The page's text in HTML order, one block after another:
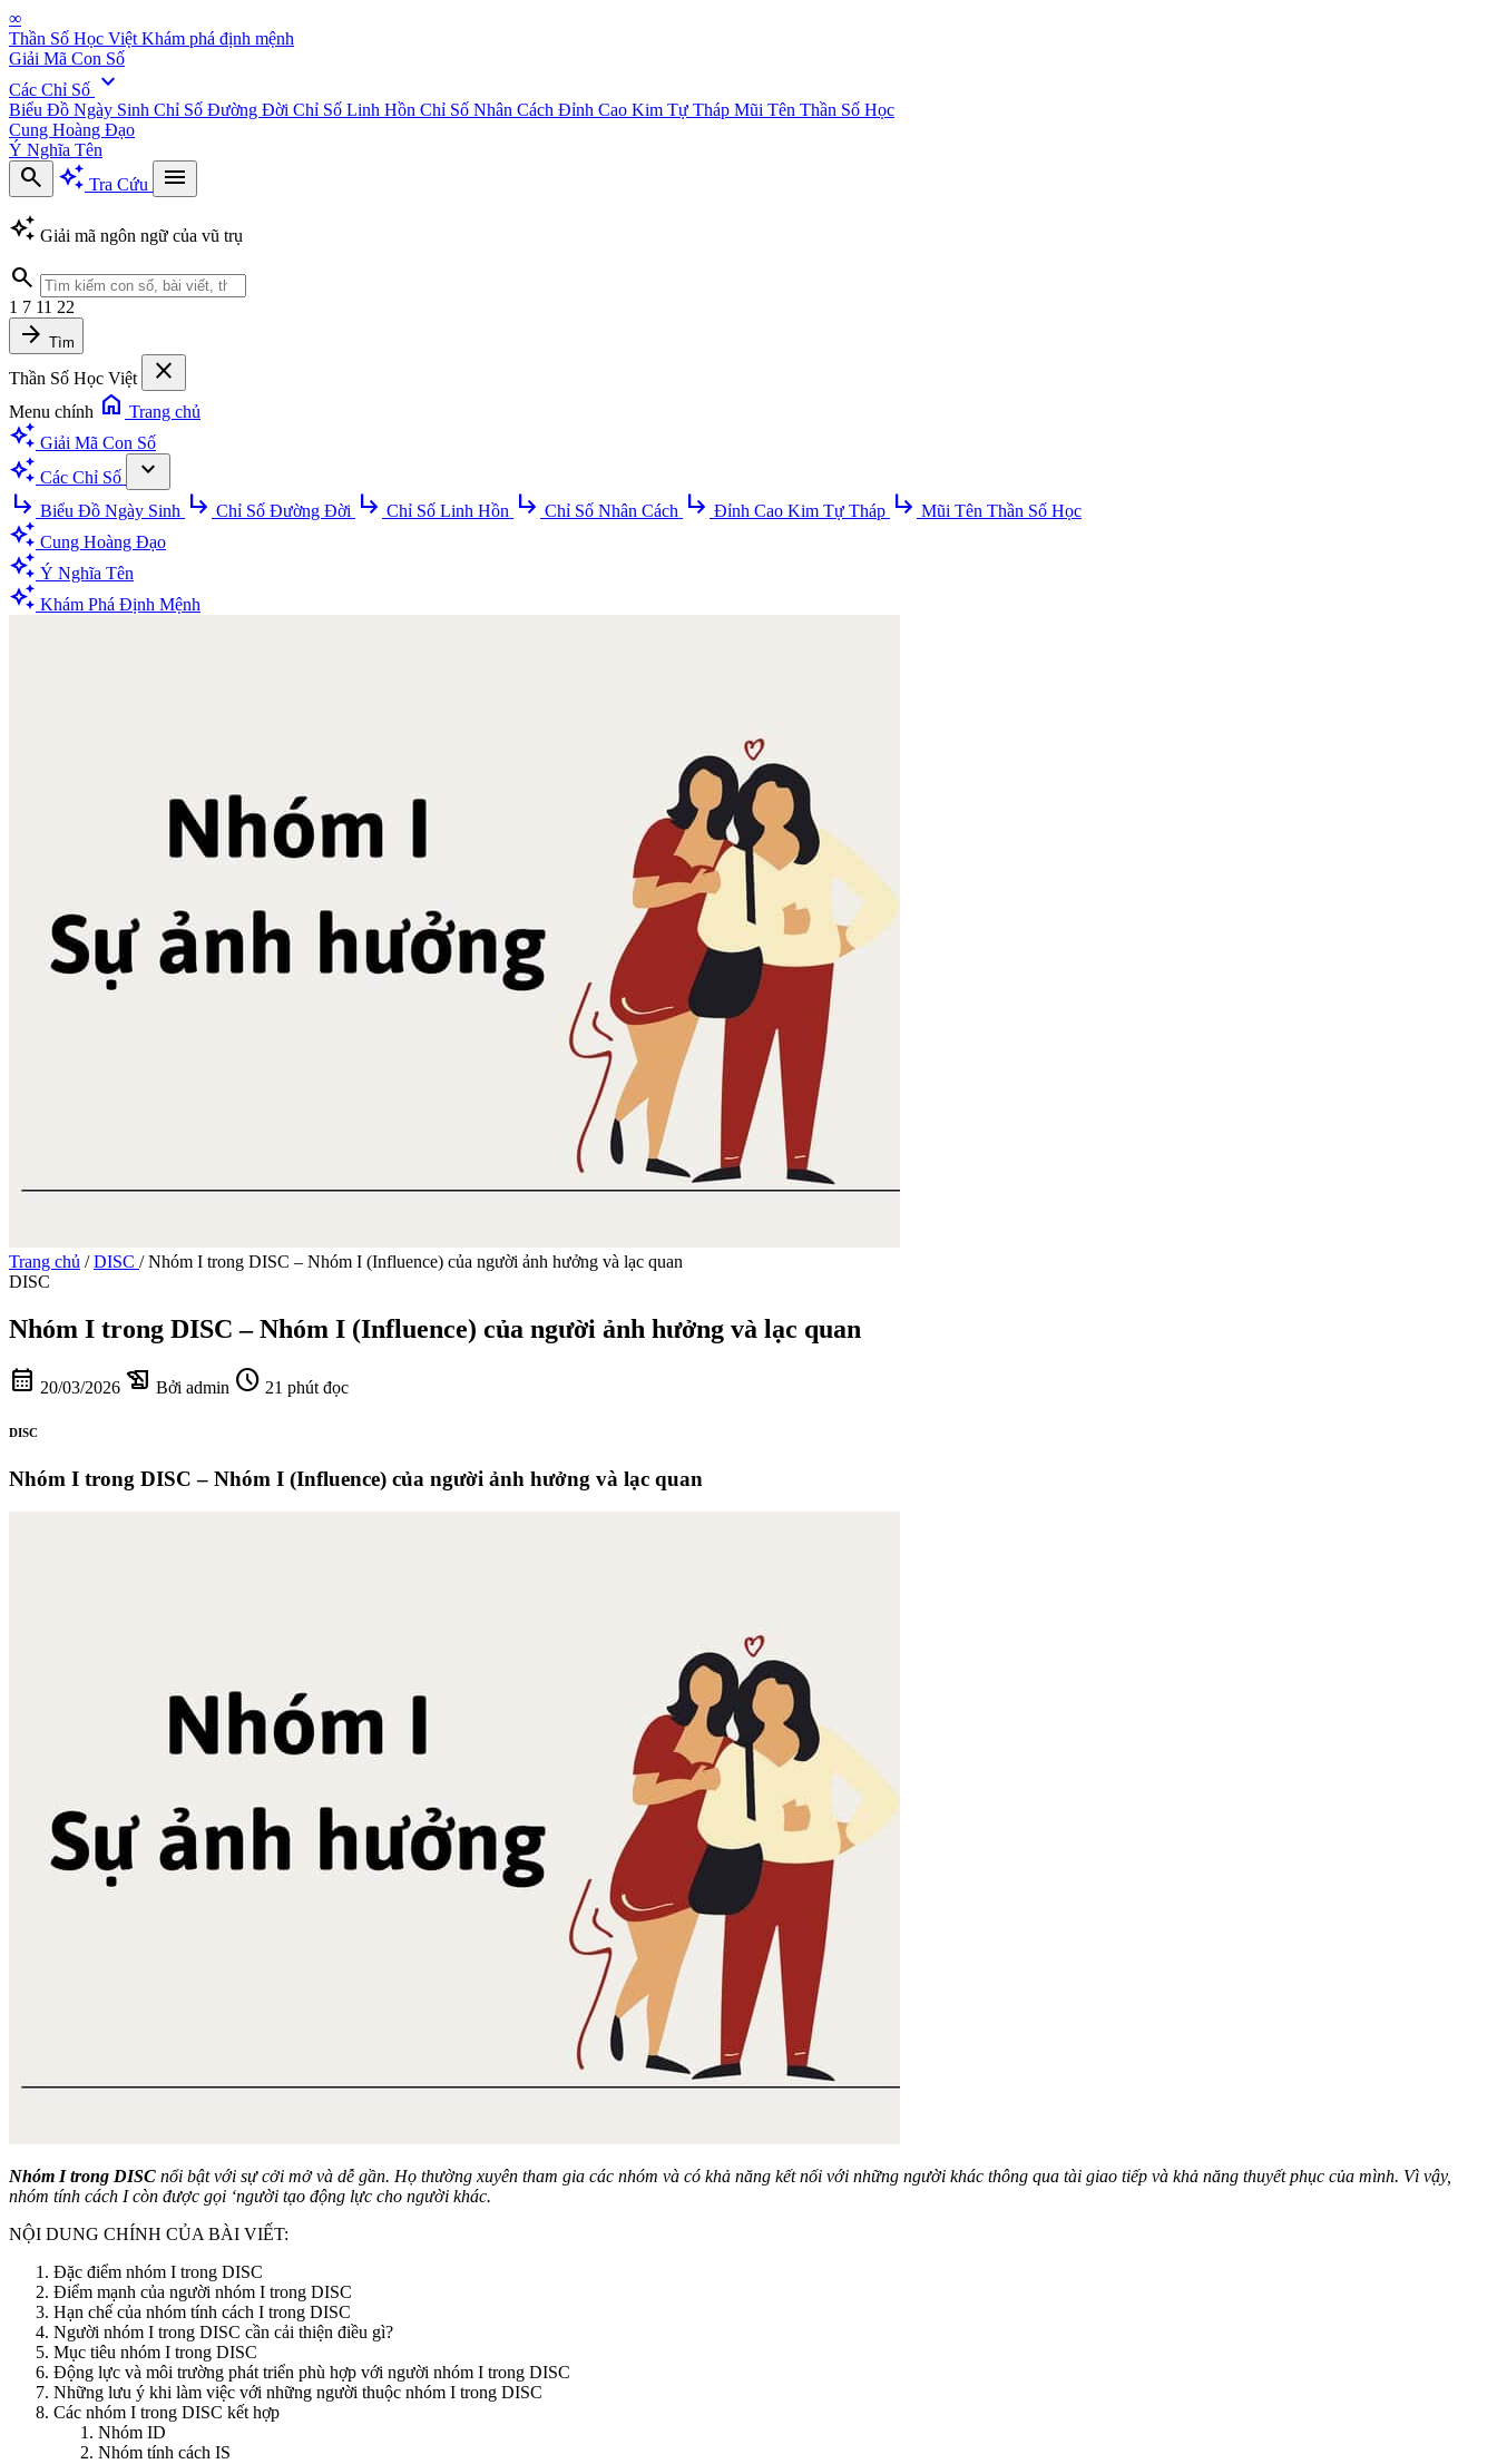
∞
Thần Số Học Việt Khám phá định mệnh
Giải Mã Con Số
Các Chỉ Số expand_more
Biểu Đồ Ngày Sinh Chỉ Số Đường Đời Chỉ Số Linh Hồn Chỉ Số Nhân Cách Đỉnh Cao Kim Tự Tháp Mũi Tên Thần Số Học
Cung Hoàng Đạo
Ý Nghĩa Tên
search auto_awesome Tra Cứu
menu
auto_awesome Giải mã ngôn ngữ của vũ trụ
search
1 7 11 22
arrow_forward Tìm
Thần Số Học Việt close
Menu chính home Trang chủ
auto_awesome Giải Mã Con Số
auto_awesome Các Chỉ Số
expand_more
subdirectory_arrow_right Biểu Đồ Ngày Sinh subdirectory_arrow_right Chỉ Số Đường Đời subdirectory_arrow_right Chỉ Số Linh Hồn subdirectory_arrow_right Chỉ Số Nhân Cách subdirectory_arrow_right Đỉnh Cao Kim Tự Tháp subdirectory_arrow_right Mũi Tên Thần Số Học
auto_awesome Cung Hoàng Đạo
auto_awesome Ý Nghĩa Tên
auto_awesome Khám Phá Định Mệnh
Trang chủ / DISC / Nhóm I trong DISC – Nhóm I (Influence) của người ảnh hưởng và lạc quan
DISC
Nhóm I trong DISC – Nhóm I (Influence) của người ảnh hưởng và lạc quan
calendar_month 20/03/2026 history_edu Bởi admin schedule 21 phút đọc
DISC
Nhóm I trong DISC – Nhóm I (Influence) của người ảnh hưởng và lạc quan
Nhóm I trong DISC nổi bật với sự cởi mở và dễ gần. Họ thường xuyên tham gia các nhóm và có khả năng kết nối với những người khác thông qua tài giao tiếp và khả năng thuyết phục của mình. Vì vậy,
nhóm tính cách I còn được gọi ‘người tạo động lực cho người khác.
NỘI DUNG CHÍNH CỦA BÀI VIẾT:
Đặc điểm nhóm I trong DISC
Điểm mạnh của người nhóm I trong DISC
Hạn chế của nhóm tính cách I trong DISC
Người nhóm I trong DISC cần cải thiện điều gì?
Mục tiêu nhóm I trong DISC
Động lực và môi trường phát triển phù hợp với người nhóm I trong DISC
Những lưu ý khi làm việc với những người thuộc nhóm I trong DISC
Các nhóm I trong DISC kết hợp
Nhóm ID
Nhóm tính cách IS